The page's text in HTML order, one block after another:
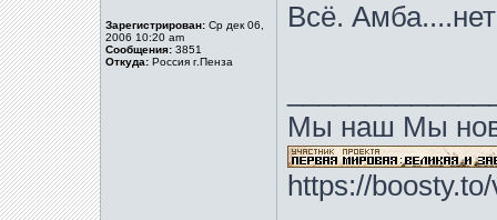
Зарегистрирован: Ср дек 06,
2006 10:20 am
Сообщения: 3851
Откуда: Россия г.Пенза
Всё.
Мы наш Мы
https://